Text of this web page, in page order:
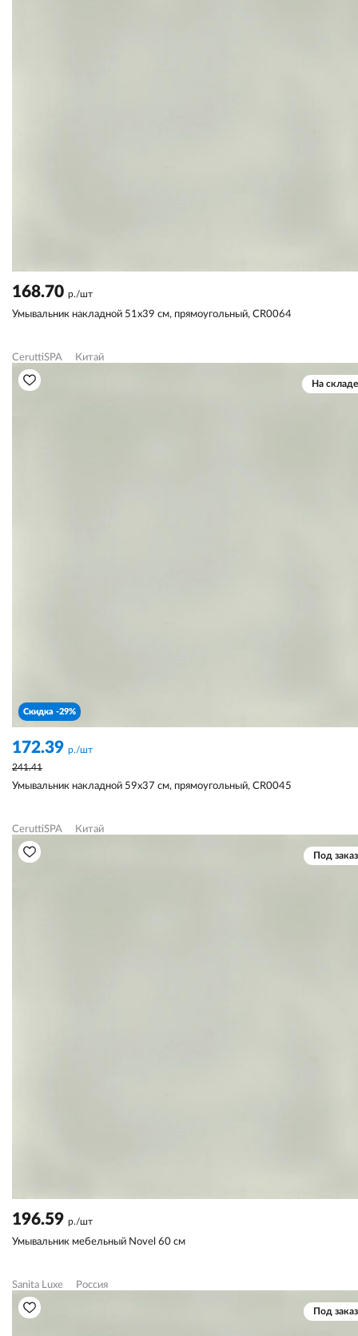
168.70 р./шт
Умывальник накладной 51х39 см, прямоугольный, CR0064
CeruttiSPA Китай
На складе
Скидка -29%
172.39 р./шт
241.41
Умывальник накладной 59х37 см, прямоугольный, CR0045
CeruttiSPA Китай
Под заказ
196.59 р./шт
Умывальник мебельный Novel 60 см
Sanita Luxe Россия
Под заказ